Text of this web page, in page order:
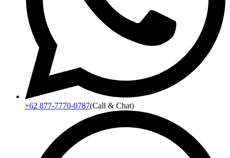
+62 877-7770-0787(Call & Chat)